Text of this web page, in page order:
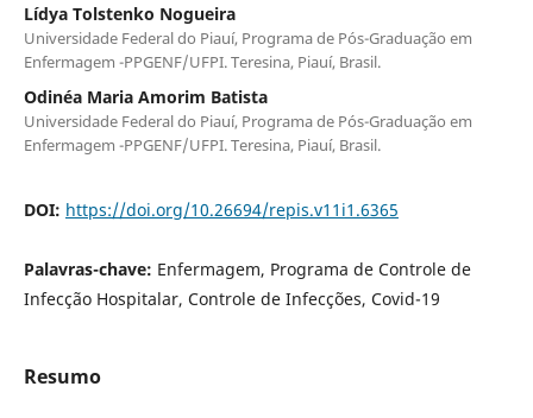
Lídya Tolstenko Nogueira
Universidade Federal do Piauí, Programa de Pós-Graduação em
Enfermagem -PPGENF/UFPI. Teresina, Piauí, Brasil.
Odinéa Maria Amorim Batista
Universidade Federal do Piauí, Programa de Pós-Graduação em
Enfermagem -PPGENF/UFPI. Teresina, Piauí, Brasil.
DOI: https://doi.org/10.26694/repis.v11i1.6365
Palavras-chave: Enfermagem, Programa de Controle de
Infecção Hospitalar, Controle de Infecções, Covid-19
Resumo